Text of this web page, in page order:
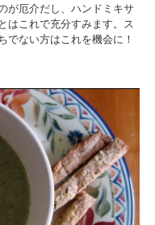
が厄介だし、ハンドミキサ
はこれで充分すみます。ス
でない方はこれを機会に！